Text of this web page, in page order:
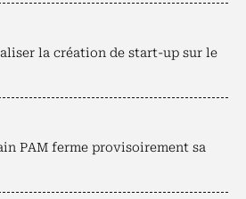
la création de start-up sur le
PAM ferme provisoirement sa